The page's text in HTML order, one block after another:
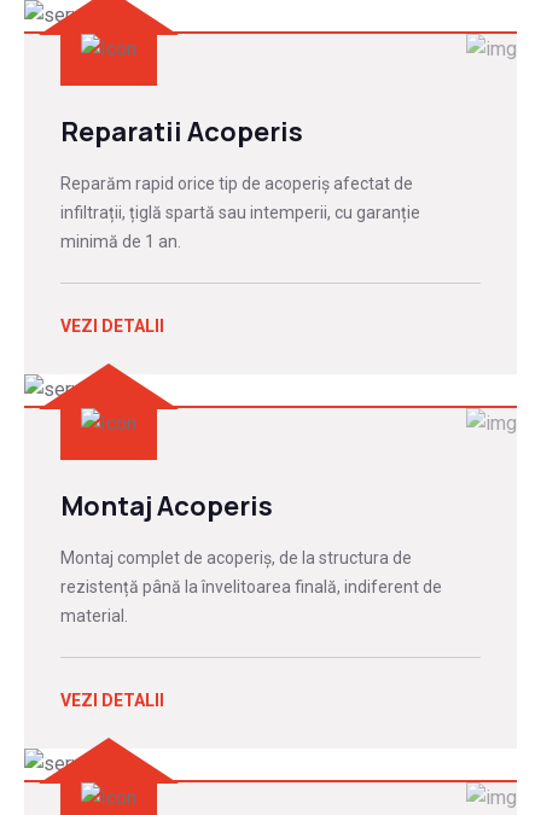
Reparatii Acoperis
Reparăm rapid orice tip de acoperiș afectat de
infiltrații, țiglă spartă sau intemperii, cu garanție
minimă de 1 an.
VEZI DETALII
Montaj Acoperis
Montaj complet de acoperiș, de la structura de
rezistență până la învelitoarea finală, indiferent de
material.
VEZI DETALII